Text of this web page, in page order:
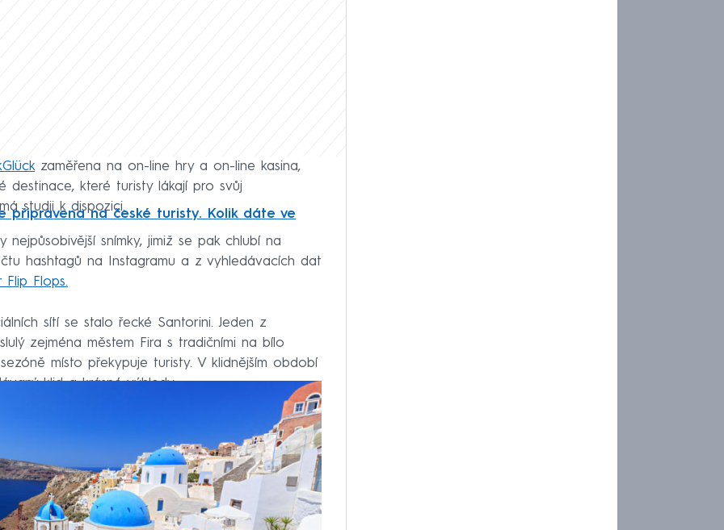
zaměřena na on-line hry a on-line kasina,
destinace, které turisty lákají pro svůj
studii k dispozici.
připravena na české turisty. Kolik dáte ve
snímky, jimiž se pak chlubí na
hashtagů na Instagramu a z vyhledávacích dat
Flops.
sítí se stalo řecké Santorini. Jeden z
zejména městem Fira s tradičními na bílo
místo překypuje turisty. V klidnějším období
klid a krásné výhledy.